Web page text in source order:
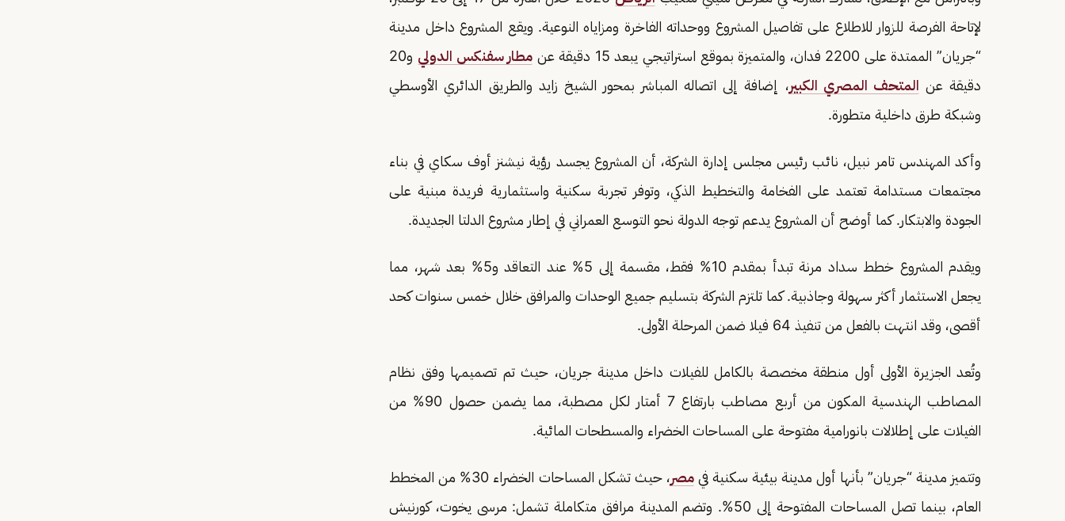
لإتاحة الفرصة للزوار للاطلاع على تفاصيل المشروع ووحداته الفاخرة ومزاياه النوعية. ويقع المشروع داخل مدينة
“جريان” الممتدة على 2200 فدان، والمتميزة بموقع استراتيجي يبعد 15 دقيقة عن
مطار سفنكس الدولي
و20
دقيقة عن المتحف المصري الكبير، إضافة إلى اتصاله المباشر بمحور الشيخ زايد والطريق الدائري الأوسطي
وشبكة طرق داخلية متطورة.
وأكد المهندس تامر نبيل، نائب رئيس مجلس إدارة الشركة، أن المشروع يجسد رؤية نيشنز أوف سكاي في بناء
مجتمعات مستدامة تعتمد على الفخامة والتخطيط الذكي، وتوفر تجربة سكنية واستثمارية فريدة مبنية على
الجودة والابتكار. كما أوضح أن المشروع يدعم توجه الدولة نحو التوسع العمراني في إطار مشروع الدلتا الجديدة.
ويقدم المشروع خطط سداد مرنة تبدأ بمقدم 10% فقط، مقسمة إلى 5% عند التعاقد و5% بعد شهر، مما
يجعل الاستثمار أكثر سهولة وجاذبية. كما تلتزم الشركة بتسليم جميع الوحدات والمرافق خلال خمس سنوات كحد
أقصى، وقد انتهت بالفعل من تنفيذ 64 فيلا ضمن المرحلة الأولى.
وتُعد الجزيرة الأولى أول منطقة مخصصة بالكامل للفيلات داخل مدينة جريان، حيث تم تصميمها وفق نظام
المصاطب الهندسية المكون من أربع مصاطب بارتفاع 7 أمتار لكل مصطبة، مما يضمن حصول 90% من
الفيلات على إطلالات بانورامية مفتوحة على المساحات الخضراء والمسطحات المائية.
وتتميز مدينة “جريان” بأنها أول مدينة بيئية سكنية فيمصر
، حيث تشكل المساحات الخضراء 30% من المخطط
العام، بينما تصل المساحات المفتوحة إلى 50%. وتضم المدينة مرافق متكاملة تشمل: مرسى يخوت، كورنيش